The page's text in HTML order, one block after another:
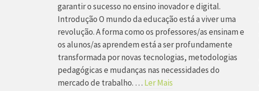
garantir o sucesso no ensino inovador e digital.
Introdução O mundo da educação está a viver uma
revolução. A forma como os professores/as ensinam e
os alunos/as aprendem está a ser profundamente
transformada por novas tecnologias, metodologias
pedagógicas e mudanças nas necessidades do
mercado de trabalho. … Ler Mais